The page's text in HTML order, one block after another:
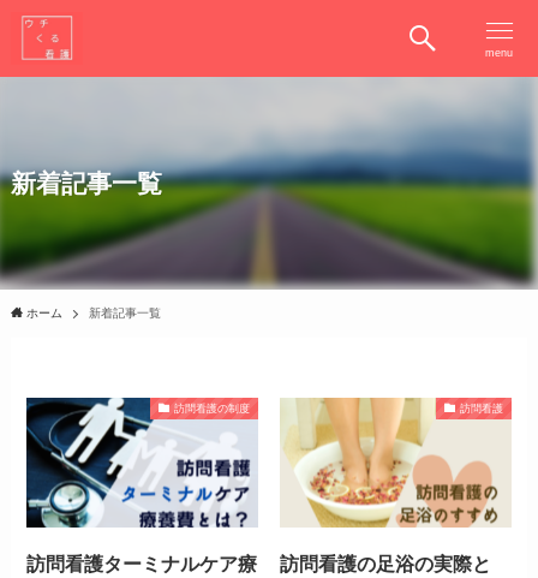
menu
新着記事一覧
ホーム 新着記事一覧
訪問看護の制度
訪問看護ターミナルケア療
訪問看護
訪問看護の足浴の実際と